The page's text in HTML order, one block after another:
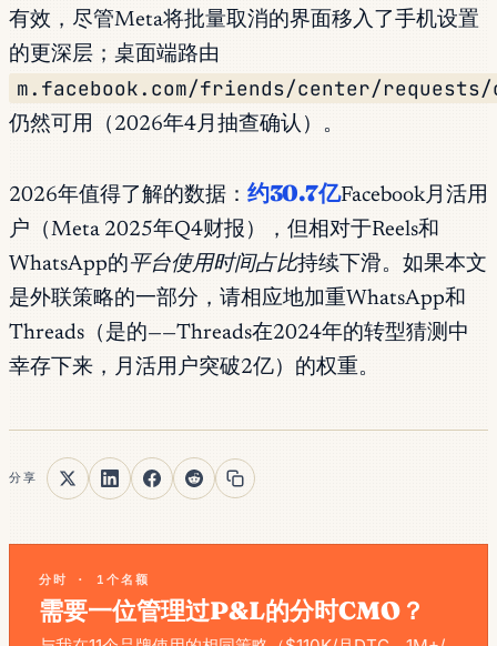
有效，尽管Meta将批量取消的界面移入了手机设置
的更深层；桌面端路由
m.facebook.com/friends/center/requests/
仍然可用（2026年4月抽查确认）。
2026年值得了解的数据： 约30.7亿Facebook月活用
户（Meta 2025年Q4财报），但相对于Reels和
WhatsApp的平台使用时间占比持续下滑。如果本文
是外联策略的一部分，请相应地加重WhatsApp和
Threads（是的——Threads在2024年的转型猜测中
幸存下来，月活用户突破2亿）的权重。
分享
分时 · 1个名额
需要一位管理过P&L的分时CMO？